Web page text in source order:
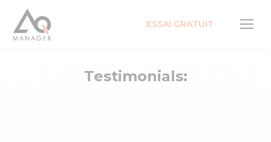
ESSAI GRATUIT
Testimonials: